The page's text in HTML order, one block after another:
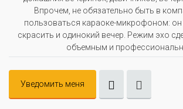
Впрочем, не обязательно быть в
пользоваться караоке-микрофоном:
скрасить и одинокий вечер. Режим эхо
объемным и
Уведомить меня